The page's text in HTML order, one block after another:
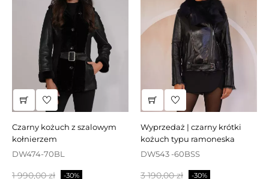
czarny kożuch z szalowym
kołnierzem
DW474-70BL
Cena
1 990,00 zł -30%
wyprzedaż | czarny krótki
kożuch typu ramoneska
DW543 -60BSS
Cena
3 190,00 zł -30%